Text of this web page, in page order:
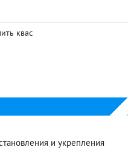
квас
и укрепления